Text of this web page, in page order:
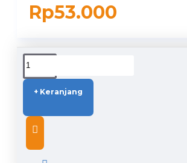
Rp53.000
+ Keranjang
DUKUNGAN PENGIRIMAN
DESCRIPTION